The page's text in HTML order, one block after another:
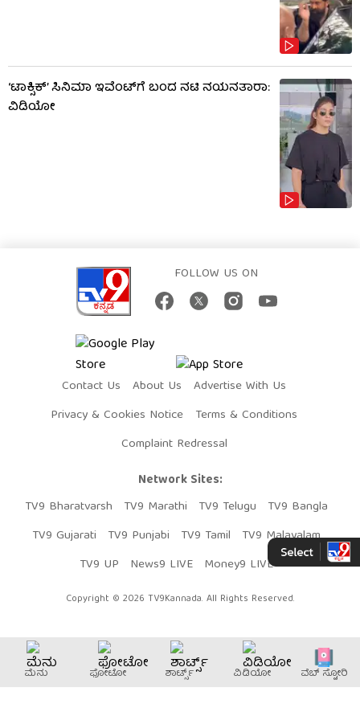
‘ಟಾಕ್ಸಿಕ್’ ಸಿನಿಮಾ ಇವೆಂಟ್​​ಗೆ ಬಂದ ನಟಿ ನಯನತಾರಾ:
ವಿಡಿಯೋ
FOLLOW US ON
Contact Us About Us
Advertise With Us
Privacy & Cookies Notice
Terms & Conditions
Complaint Redressal
Network Sites:
TV9 Bharatvarsh
TV9 Marathi TV9 Telugu
TV9 Bangla
TV9 Gujarati
TV9 Punjabi TV9 Tamil
TV9 Malayalam
TV9 UP
News9 LIVE Money9 LIVE
Copyright © 2026 TV9Kannada. All Rights Reserved.
ಮೆನು ಫೋಟೋ ಶಾರ್ಟ್ಸ್ ವಿಡಿಯೋ ವೆಬ್​ ಸ್ಟೋರಿ